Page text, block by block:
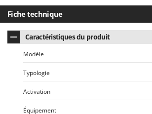
Tenco
Tineco
Titania
Tornado
Tre Spade
Trev - Abrek - TecnoVIR
Trotec
Fiche technique
Caractéristiques du produit
Modèle
Typologie
Activation
Équipement